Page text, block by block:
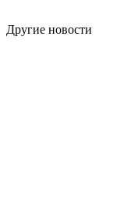
Другие новости